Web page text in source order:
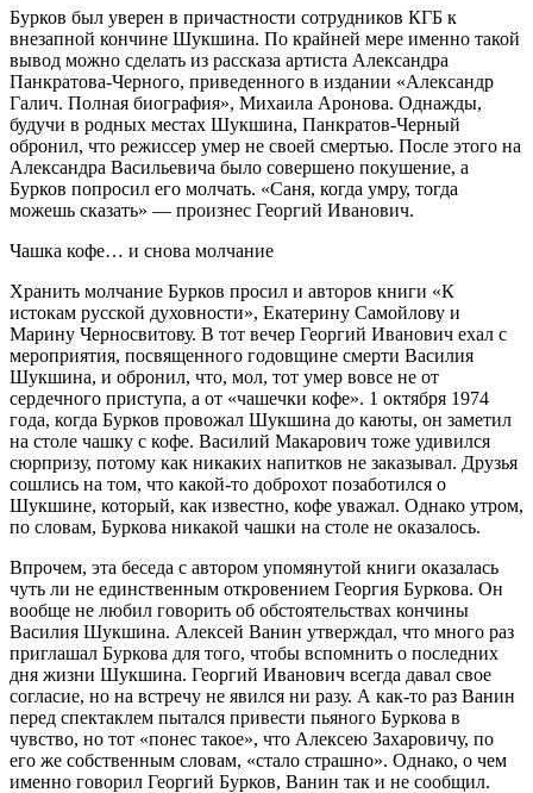
Бурков был уверен в причастности сотрудников КГБ к
внезапной кончине Шукшина. По крайней мере именно такой
вывод можно сделать из рассказа артиста Александра
Панкратова-Черного, приведенного в издании «Александр
Галич. Полная биография», Михаила Аронова. Однажды,
будучи в родных местах Шукшина, Панкратов-Черный
обронил, что режиссер умер не своей смертью. После этого на
Александра Васильевича было совершено покушение, а
Бурков попросил его молчать. «Саня, когда умру, тогда
можешь сказать» — произнес Георгий Иванович.
Чашка кофе… и снова молчание
Хранить молчание Бурков просил и авторов книги «К
истокам русской духовности», Екатерину Самойлову и
Марину Черносвитову. В тот вечер Георгий Иванович ехал с
мероприятия, посвященного годовщине смерти Василия
Шукшина, и обронил, что, мол, тот умер вовсе не от
сердечного приступа, а от «чашечки кофе». 1 октября 1974
года, когда Бурков провожал Шукшина до каюты, он заметил
на столе чашку с кофе. Василий Макарович тоже удивился
сюрпризу, потому как никаких напитков не заказывал. Друзья
сошлись на том, что какой-то доброхот позаботился о
Шукшине, который, как известно, кофе уважал. Однако утром,
по словам, Буркова никакой чашки на столе не оказалось.
Впрочем, эта беседа с автором упомянутой книги оказалась
чуть ли не единственным откровением Георгия Буркова. Он
вообще не любил говорить об обстоятельствах кончины
Василия Шукшина. Алексей Ванин утверждал, что много раз
приглашал Буркова для того, чтобы вспомнить о последних
дня жизни Шукшина. Георгий Иванович всегда давал свое
согласие, но на встречу не явился ни разу. А как-то раз Ванин
перед спектаклем пытался привести пьяного Буркова в
чувство, но тот «понес такое», что Алексею Захаровичу, по
его же собственным словам, «стало страшно». Однако, о чем
именно говорил Георгий Бурков, Ванин так и не сообщил.